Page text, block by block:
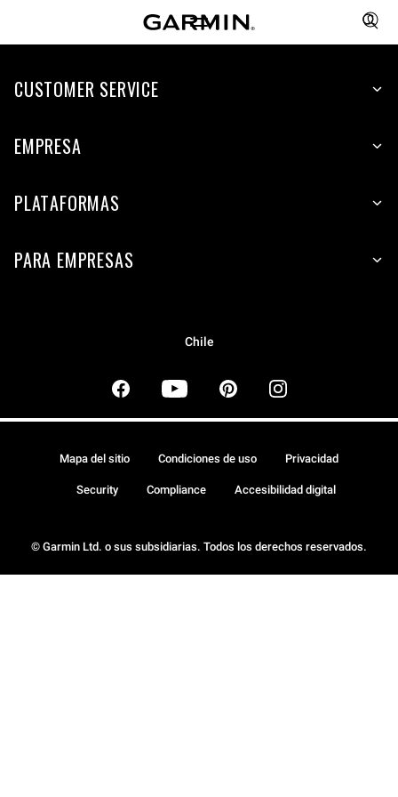
CUSTOMER SERVICE
EMPRESA
PLATAFORMAS
PARA EMPRESAS
Chile
© Garmin Ltd. o sus subsidiarias. Todos los derechos reservados.
Mapa del sitio Condiciones de uso Privacidad
Security Compliance Accesibilidad digital